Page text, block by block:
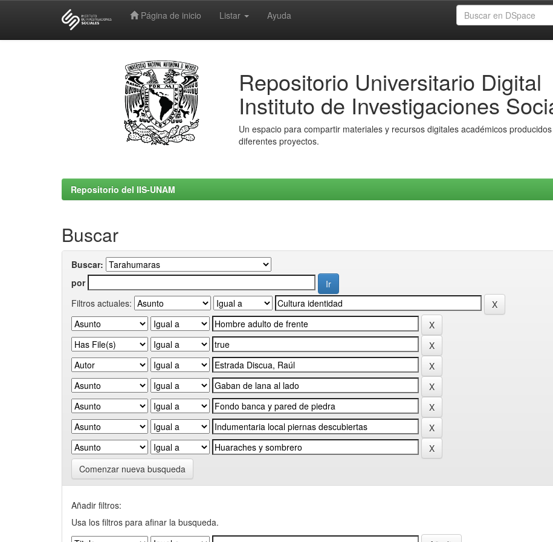
Página de inicio Listar Ayuda
Repositorio Universitario Digital
Instituto de Investigaciones
Un espacio para compartir materiales y recursos digitales académicos
diferentes proyectos.
Repositorio del IIS-UNAM
Buscar
Buscar:
por
Filtros actuales:
Comenzar nueva busqueda
Añadir filtros:
Usa los filtros para afinar la busqueda.